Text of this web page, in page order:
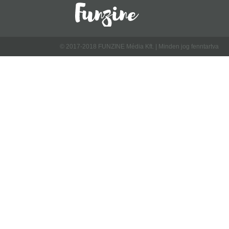
© 2017-2018 FUNZINE Média Kft. | Minden jog fenntartva